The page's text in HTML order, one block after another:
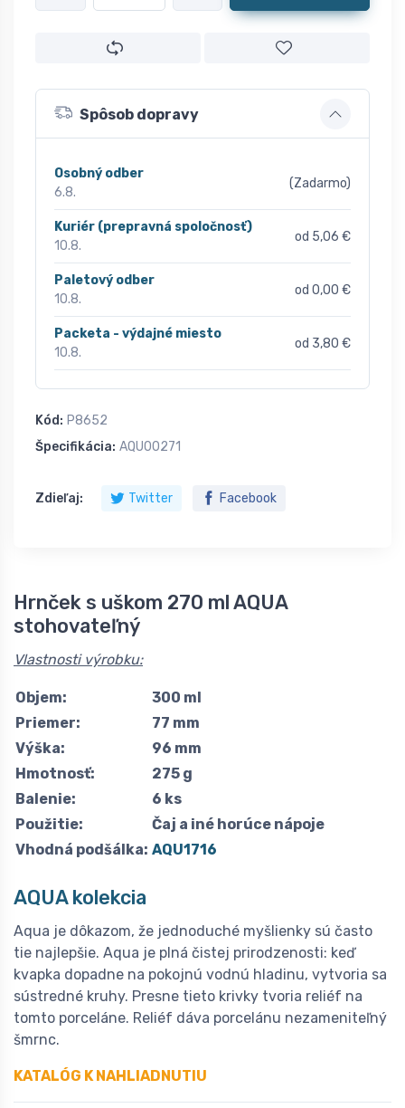
Spôsob dopravy
Osobný odber
6.8.
(Zadarmo)
Kuriér (prepravná spoločnosť)
10.8.
od 5,06 €
Paletový odber
10.8.
od 0,00 €
Packeta - výdajné miesto
10.8.
od 3,80 €
Kód: P8652
Špecifikácia: AQU00271
Zdieľaj: Twitter Facebook
Hrnček s uškom 270 ml AQUA
stohovateľný
Vlastnosti výrobku:
Objem:
300 ml
Priemer:
77 mm
Výška:
96 mm
Hmotnosť:
275 g
Balenie:
6 ks
Použitie:
Čaj a iné horúce nápoje
Vhodná podšálka: AQU1716
AQUA kolekcia
Aqua je dôkazom, že jednoduché myšlienky sú často
tie najlepšie. Aqua je plná čistej prirodzenosti: keď
kvapka dopadne na pokojnú vodnú hladinu, vytvoria sa
sústredné kruhy. Presne tieto krivky tvoria reliéf na
tomto porceláne. Reliéf dáva porcelánu nezameniteľný
šmrnc.
KATALÓG K NAHLIADNUTIU